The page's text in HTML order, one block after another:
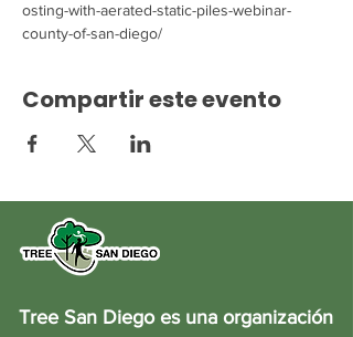
osting-with-aerated-static-piles-webinar-
county-of-san-diego/
Compartir este evento
Tree San Diego es una organización